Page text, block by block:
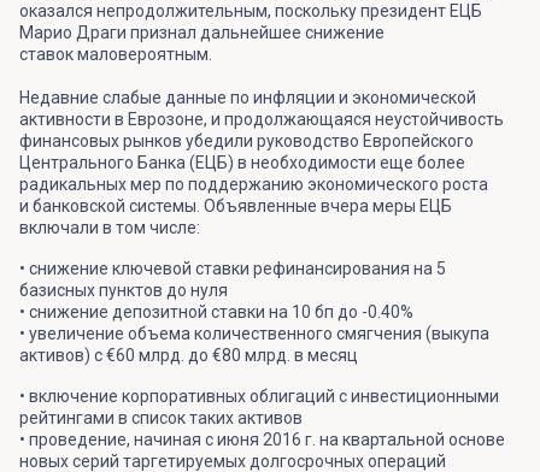
оказался непродолжительным, поскольку президент ЕЦБ
Марио Драги признал дальнейшее снижение
ставок маловероятным.
Недавние слабые данные по инфляции и экономической
активности в Еврозоне, и продолжающаяся неустойчивость
финансовых рынков убедили руководство Европейского
Центрального Банка (ЕЦБ) в необходимости еще более
радикальных мер по поддержанию экономического роста
и банковской системы. Объявленные вчера меры ЕЦБ
включали в том числе:
• снижение ключевой ставки рефинансирования на 5
базисных пунктов до нуля
• снижение депозитной ставки на 10 бп до -0.40%
• увеличение объема количественного смягчения (выкупа
активов) с €60 млрд. до €80 млрд. в месяц
• включение корпоративных облигаций с инвестиционными
рейтингами в список таких активов
• проведение, начиная с июня 2016 г. на квартальной основе
новых серий таргетируемых долгосрочных операций